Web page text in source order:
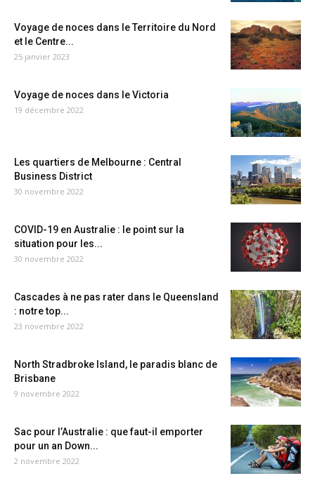
Voyage de noces dans le Territoire du Nord
et le Centre...
25 janvier 2023
Voyage de noces dans le Victoria
19 décembre 2022
Les quartiers de Melbourne : Central
Business District
30 novembre 2022
COVID-19 en Australie : le point sur la
situation pour les...
30 novembre 2022
Cascades à ne pas rater dans le Queensland
: notre top...
23 novembre 2022
North Stradbroke Island, le paradis blanc de
Brisbane
9 novembre 2022
Sac pour l’Australie : que faut-il emporter
pour un an Down...
2 novembre 2022